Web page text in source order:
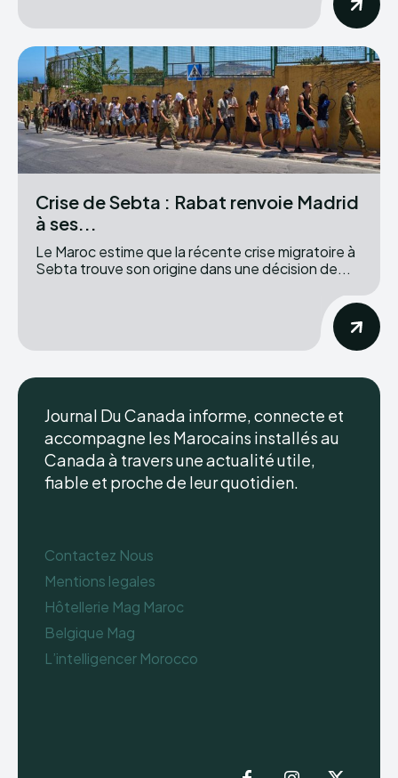
Crise de Sebta : Rabat renvoie Madrid
à ses...
Le Maroc estime que la récente crise migratoire à
Sebta trouve son origine dans une décision de...
Journal Du Canada informe, connecte et
accompagne les Marocains installés au
Canada à travers une actualité utile,
fiable et proche de leur quotidien.
Contactez Nous
Mentions legales
Hôtellerie Mag Maroc
Belgique Mag
L’intelligencer Morocco